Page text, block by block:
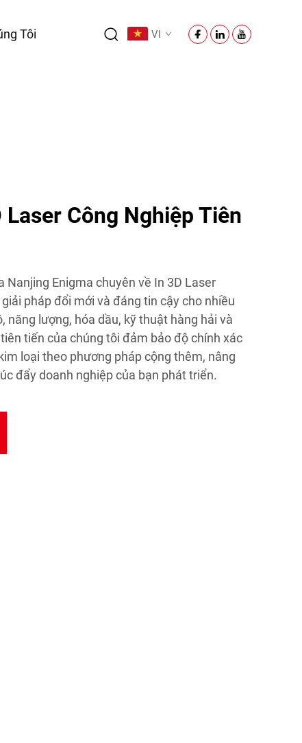
Tôi VI
Laser Công Nghiệp Tiên
Nanjing Enigma chuyên về In 3D Laser
pháp đổi mới và đáng tin cậy cho nhiều
năng lượng, hóa dầu, kỹ thuật hàng hải và
tiến của chúng tôi đảm bảo độ chính xác
loại theo phương pháp cộng thêm, nâng
đẩy doanh nghiệp của bạn phát triển.